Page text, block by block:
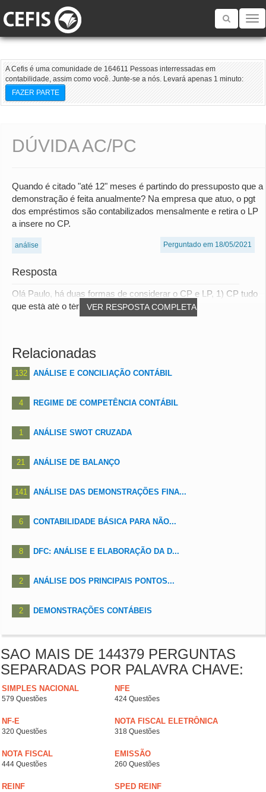
Toggle
A Cefis é uma comunidade de 164611 Pessoas interressadas em
contabilidade, assim como você. Junte-se a nós. Levará apenas 1 minuto:
FAZER PARTE
DÚVIDA AC/PC
Quando é citado "até 12" meses é partindo do pressuposto que a
demonstração é feita anualmente? Na empresa que atuo, o pgt
dos empréstimos são contabilizados mensalmente e retira o LP
a insere no CP.
análise Perguntado em 18/05/2021
Resposta
VER RESPOSTA COMPLETA
Olá Paulo, há duas formas de considerar o CP e LP, 1) CP tudo
que está até o término do exercicio...
Relacionadas
132 ANÁLISE E CONCILIAÇÃO CONTÁBIL
4 REGIME DE COMPETÊNCIA CONTÁBIL
1 ANÁLISE SWOT CRUZADA
21 ANÁLISE DE BALANÇO
141 ANÁLISE DAS DEMONSTRAÇÕES FINA...
6 CONTABILIDADE BÁSICA PARA NÃO...
8 DFC: ANÁLISE E ELABORAÇÃO DA D...
2 ANÁLISE DOS PRINCIPAIS PONTOS...
2 DEMONSTRAÇÕES CONTÁBEIS
SAO MAIS DE 144379 PERGUNTAS
SEPARADAS POR PALAVRA CHAVE:
SIMPLES NACIONAL
579 Questões
NFE
424 Questões
NF-E
320 Questões
NOTA FISCAL ELETRÔNICA
318 Questões
NOTA FISCAL
444 Questões
EMISSÃO
260 Questões
REINF SPED REINF